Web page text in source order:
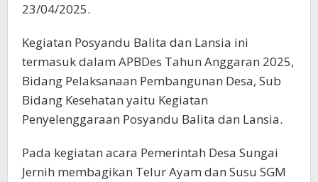
23/04/2025.
Kegiatan Posyandu Balita dan Lansia ini
termasuk dalam APBDes Tahun Anggaran 2025,
Bidang Pelaksanaan Pembangunan Desa, Sub
Bidang Kesehatan yaitu Kegiatan
Penyelenggaraan Posyandu Balita dan Lansia.
Pada kegiatan acara Pemerintah Desa Sungai
Jernih membagikan Telur Ayam dan Susu SGM